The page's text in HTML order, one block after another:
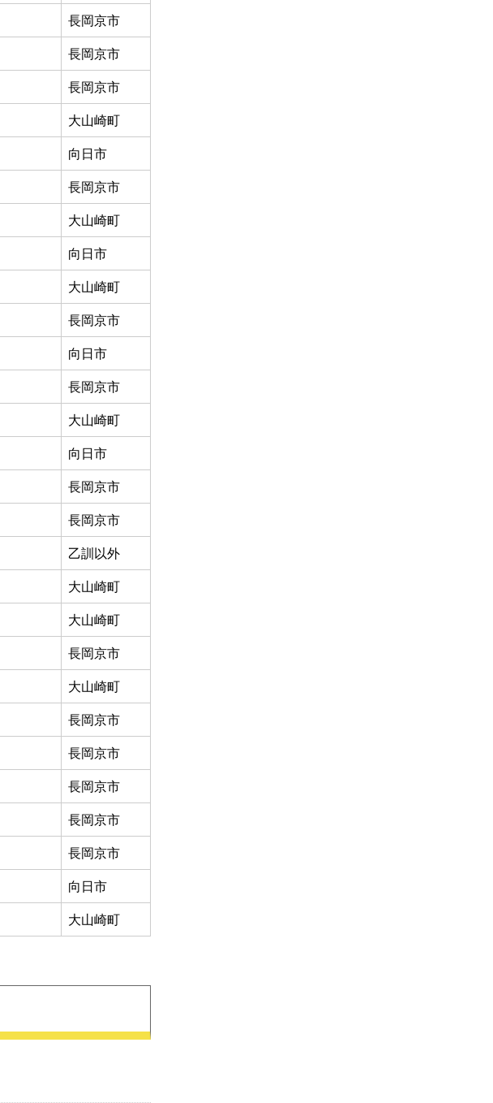
長岡京市
長岡京市
長岡京市
大山崎町
向日市
長岡京市
大山崎町
向日市
大山崎町
長岡京市
向日市
長岡京市
大山崎町
向日市
長岡京市
長岡京市
乙訓以外
大山崎町
大山崎町
長岡京市
大山崎町
長岡京市
長岡京市
長岡京市
長岡京市
長岡京市
向日市
大山崎町